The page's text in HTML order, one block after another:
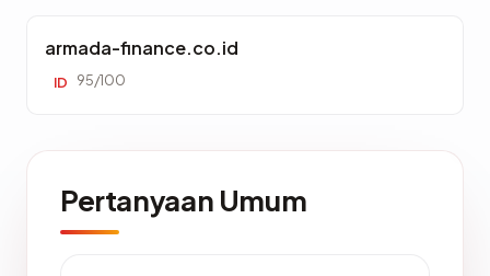
armada-finance.co.id
ID 95/100
Pertanyaan Umum